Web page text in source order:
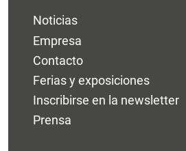
Noticias
Empresa
Contacto
Ferias y exposiciones
Inscribirse en la newsletter
Prensa